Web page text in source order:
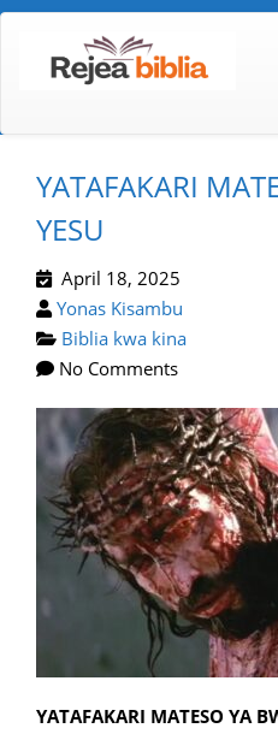
YATAFAKARI
YESU
April 18, 2025
Yonas Kisambu
Biblia kwa kina
No Comments
YATAFAKARI MATESO YA